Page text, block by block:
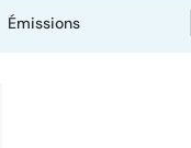
Émissions